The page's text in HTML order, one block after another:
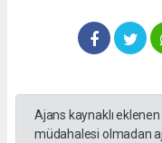
Ajans kaynaklı
müdahalesi olmadan